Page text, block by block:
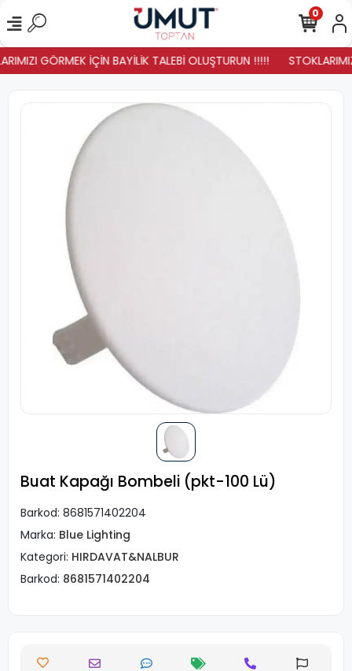
GÖRMEK İÇİN BAYİLİK TALEBİ OLUŞTURUN !!!!!
0
Buat Kapağı Bombeli (pkt-100 Lü)
Barkod: 8681571402204
Marka: Blue Lighting
Kategori: HIRDAVAT&NALBUR
Barkod: 8681571402204